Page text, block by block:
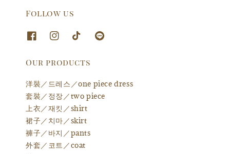
Follow us
Our products
洋裝／드레스／one piece dress
套裝／정장／two piece
上衣／재킷／shirt
裙子／치마／skirt
褲子／바지／pants
外套／코트／coat